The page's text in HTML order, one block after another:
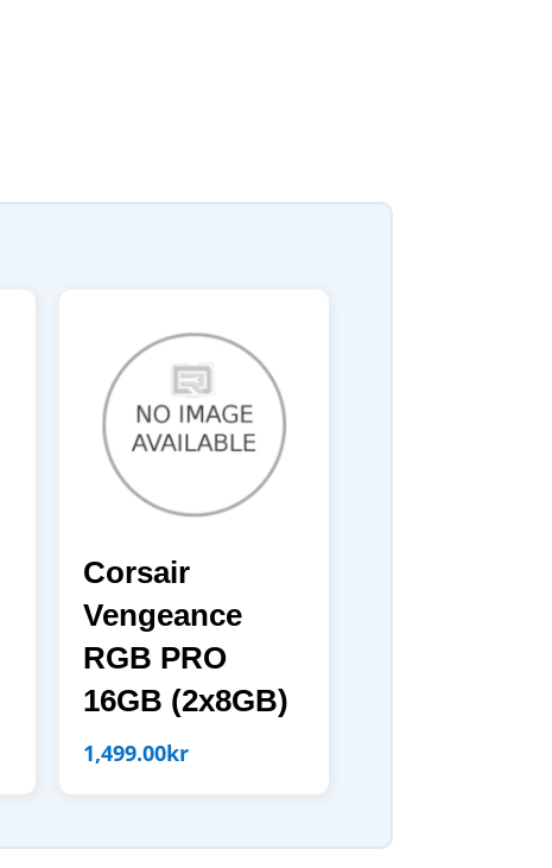
Corsair
Vengeance
RGB PRO
16GB (2x8GB)
1,499.00kr